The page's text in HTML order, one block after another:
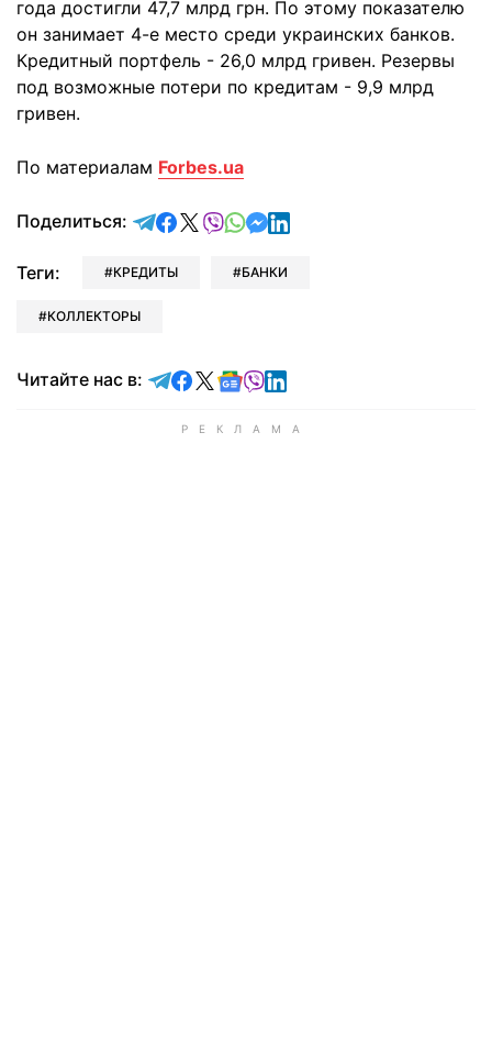
года достигли 47,7 млрд грн. По этому показателю
он занимает 4-е место среди украинских банков.
Кредитный портфель - 26,0 млрд гривен. Резервы
под возможные потери по кредитам - 9,9 млрд
гривен.
По материалам Forbes.ua
Поделиться: отправить в Telegram
поделиться в Facebook
поделиться в X
отправить в Viber
отправить в Whatsapp
отправить в Messenger
отправить в LinkedIn
Теги: КРЕДИТЫ БАНКИ
КОЛЛЕКТОРЫ
Читайте нас в: Читайте в Telegram
Читайте в Facebook
Читайте в X
Читайте в Google news
Читайте в Viber
Читайте в LinkedIn